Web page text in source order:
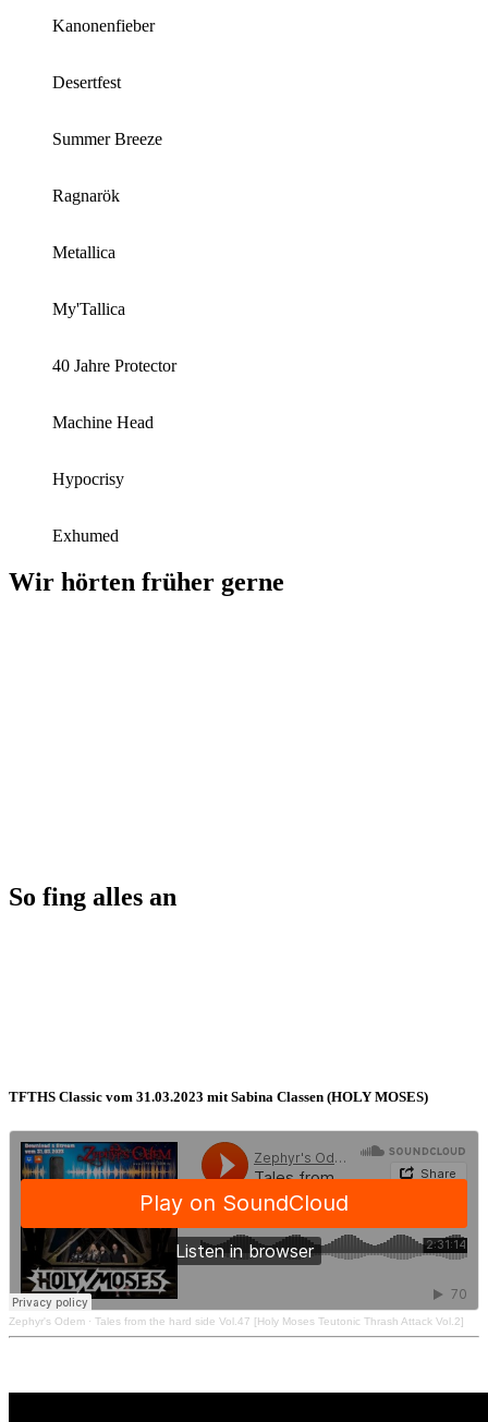
Kanonenfieber
Desertfest
Summer Breeze
Ragnarök
Metallica
My'Tallica
40 Jahre Protector
Machine Head
Hypocrisy
Exhumed
Wir hörten früher gerne
So fing alles an
TFTHS Classic vom 31.03.2023 mit Sabina Classen (HOLY MOSES)
Zephyr's Odem · Tales from the hard side Vol.47 [Holy Moses Teutonic Thrash Attack Vol.2]